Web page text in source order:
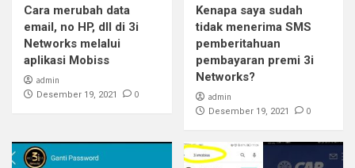
Cara merubah data
email, no HP, dll di 3i
Networks melalui
aplikasi Mobiss
admin
Desember 19, 2021 0
Kenapa saya sudah
tidak menerima SMS
pemberitahuan
pembayaran premi 3i
Networks?
admin
Desember 19, 2021 0